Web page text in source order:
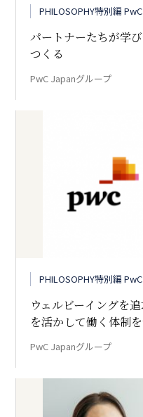
PHILOSOPHY特別編
パートナーたちが学
つくる
PwC Japanグループ
PHILOSOPHY特別編
ウェルビーイングを
を活かして働く体制
PwC Japanグループ